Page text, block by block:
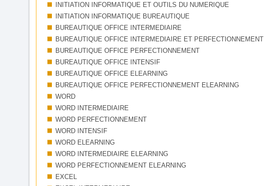
INITIATION INFORMATIQUE ET OUTILS DU NUMERIQUE
INITIATION INFORMATIQUE BUREAUTIQUE
BUREAUTIQUE OFFICE INTERMEDIAIRE
BUREAUTIQUE OFFICE INTERMEDIAIRE ET PERFECTIONNEMENT
BUREAUTIQUE OFFICE PERFECTIONNEMENT
BUREAUTIQUE OFFICE INTENSIF
BUREAUTIQUE OFFICE ELEARNING
BUREAUTIQUE OFFICE PERFECTIONNEMENT ELEARNING
WORD
WORD INTERMEDIAIRE
WORD PERFECTIONNEMENT
WORD INTENSIF
WORD ELEARNING
WORD INTERMEDIAIRE ELEARNING
WORD PERFECTIONNEMENT ELEARNING
EXCEL